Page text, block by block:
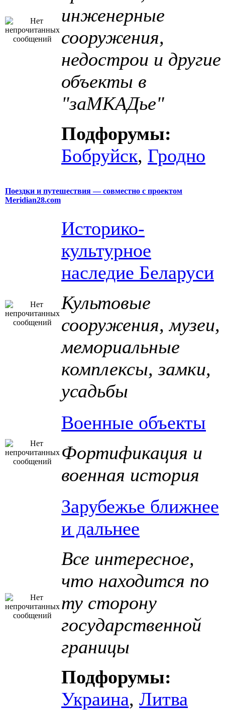
инженерные
сооружения,
недострои и другие
объекты в
"заМКАДье"
Подфорумы:
Бобруйск, Гродно
Поездки и путешествия — совместно с проектом
Meridian28.com
Историко-
культурное
наследие Беларуси
Культовые
сооружения, музеи,
мемориальные
комплексы, замки,
усадьбы
Военные объекты
Фортификация и
военная история
Зарубежье ближнее
и дальнее
Все интересное,
что находится по
ту сторону
государственной
границы
Подфорумы:
Украина, Литва